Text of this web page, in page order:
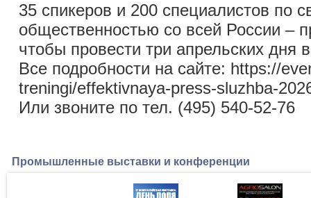
35 спикеров и 200 специалистов по
общественностью со всей России –
чтобы провести три апрельских дня
Все подробности на сайте: https://
treningi/effektivnaya-press-sluzhba-
Или звоните по тел. (495) 540-52-76
Промышленные выставки и конференции